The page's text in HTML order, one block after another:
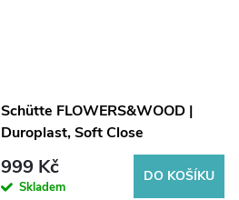
Schütte FLOWERS&WOOD |
Duroplast, Soft Close
999 Kč
Skladem
DO KOŠÍKU